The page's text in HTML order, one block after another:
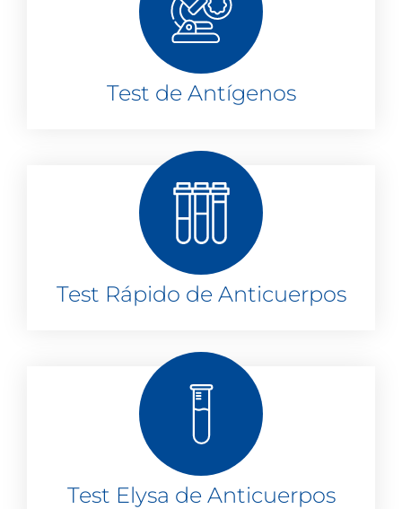
Test de Antígenos
Test Rápido de Anticuerpos
Test Elysa de Anticuerpos